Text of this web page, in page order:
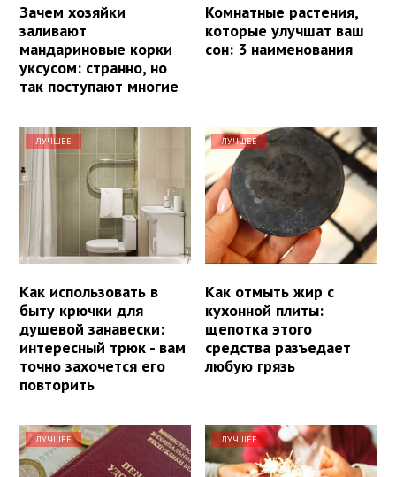
Зачем хозяйки
заливают
мандариновые корки
уксусом: странно, но
так поступают многие
Комнатные растения,
которые улучшат ваш
сон: 3 наименования
ЛУЧШЕЕ
Как использовать в
быту крючки для
душевой занавески:
интересный трюк - вам
точно захочется его
повторить
ЛУЧШЕЕ
Как отмыть жир с
кухонной плиты:
щепотка этого
средства разъедает
любую грязь
ЛУЧШЕЕ ЛУЧШЕЕ